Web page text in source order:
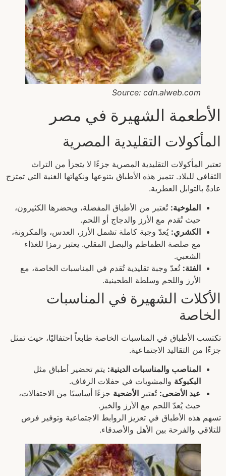
Source: cdn.alweb.com
الأطعمة الشهيرة في مصر
المأكولات التقليدية المصرية
تعتبر المأكولات التقليدية المصرية جزءًا لا يتجزأ من التراث
الثقافي للبلاد. تتميز هذه الأطباق بتنوعها ونكهاتها الغنية التي تمتزج
عادةً بالتوابل العطرية.
الملوخية: تُعتبر من الأطباق المفضلة، ويحضرها الكثيرون،
حيث تُقدم مع الأرز والدجاج أو اللحم.
الكشري: يُعدّ وجبة كاملة تشمل الأرز، العدس، والمكرونة،
مع صلصة الطماطم والبصل المقلي. يعتبر رمزا للغذاء
الشعبي.
الفتة: تُعدّ وجبة تقليدية تُقدم في المناسبات الخاصة، مع
الأرز واللحم وسلطة الطحينية.
الأكلات الشهيرة في المناسبات
الخاصة
تكتسب الأطباق في المناسبات الخاصة طابعاً احتفاليًا، حيث تمثل
جزءًا من التقاليد الاجتماعية.
المناصب والمناسبات الدينية: يتم تحضير أطباق مثل
البكبوكة والمشويات في حفلات الزفاف.
عيد الأضحى: تُعتبر الأضحية جزءًا أساسيًا من الاحتفالات،
حيث يُعدّ اللحم مع الأرز والخبز.
تسهم هذه الأطباق في تعزيز الروابط الاجتماعية وتوفير فرص
للتلاقي والفرحة بين الأهل والأصدقاء.